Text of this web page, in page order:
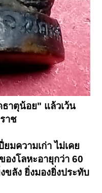
าตุน้อย" แล้วเว้น
าช
มความเก่า ไม่เคย
องโลหะอายุกว่า 60
ขลัง ยิ่งมองยิ่งประทับ